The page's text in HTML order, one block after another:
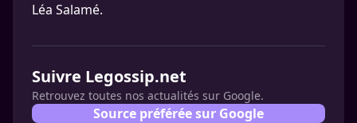
Léa Salamé.
Suivre Legossip.net
Retrouvez toutes nos actualités sur Google.
Source préférée sur Google